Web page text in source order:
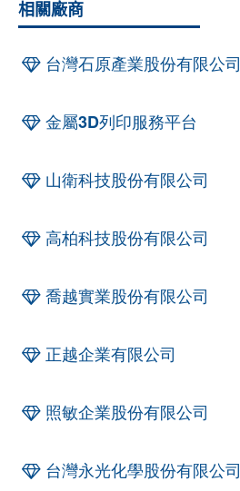
相關廠商
台灣石原產業股份有限公司
金屬3D列印服務平台
山衛科技股份有限公司
高柏科技股份有限公司
喬越實業股份有限公司
正越企業有限公司
照敏企業股份有限公司
台灣永光化學股份有限公司